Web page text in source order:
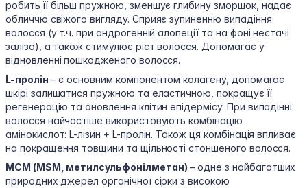
робить її більш пружною, зменшує глибину зморшок, надає
обличчю свіжого вигляду. Сприяє зупиненню випадіння
волосся (у т.ч. при андрогенній алопеції та на фоні нестачі
заліза), а також стимулює ріст волосся. Допомагає у
відновленні пошкодженого волосся.
L-пролін – є основним компонентом колагену, допомагає
шкірі залишатися пружною та еластичною, покращує її
регенерацію та оновлення клітин епідермісу. При випадінні
волосся найчастіше використовують комбінацію
амінокислот: L-лізин + L-пролін. Також ця комбінація впливає
на покращення товщини та щільності стоншеного волосся.
МСМ (MSM, метилсульфонілметан) – одне з найбагатших
природних джерел органічної сірки з високою